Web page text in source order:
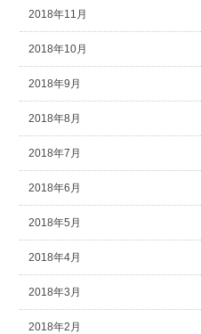
2018年11月
2018年10月
2018年9月
2018年8月
2018年7月
2018年6月
2018年5月
2018年4月
2018年3月
2018年2月